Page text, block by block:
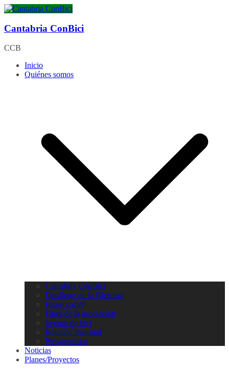
Saltar
contenido
Cantabria ConBici
CCB
Inicio
Quiénes somos
Cantabria ConBici
Decálogo de la Bicicleta
Hazte soci@
Fines de la asociación
Seguro de bici
Reunión mensual
Protagonistas
Noticias
Planes/Proyectos